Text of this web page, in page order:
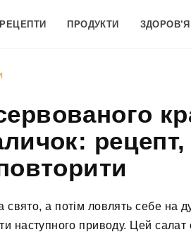
РЕЦЕПТИ ПРОДУКТИ ЗДОРОВ’Я
рецепт,
свято, а потім ловлять себе на
наступного приводу. Цей